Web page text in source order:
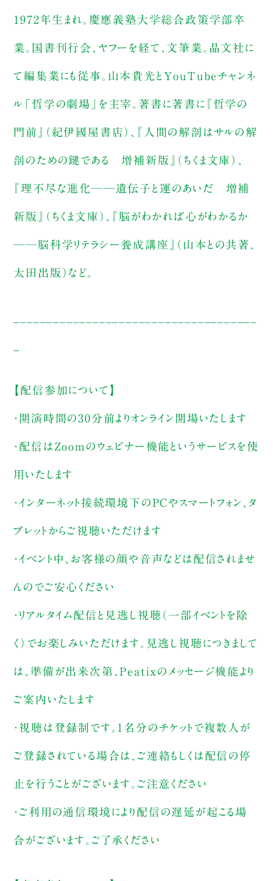
1972年生まれ。慶應義塾大学総合政策学部卒
業。国書刊行会、ヤフーを経て、文筆業。晶文社に
て編集業にも従事。山本貴光とYouTubeチャンネ
ル「哲学の劇場」を主宰。著書に著書に『哲学の
門前』（紀伊國屋書店）、『人間の解剖はサルの解
剖のための鍵である 増補新版』（ちくま文庫）、
『理不尽な進化──遺伝子と運のあいだ 増補
新版』（ちくま文庫）、『脳がわかれば心がわかるか
──脳科学リテラシー養成講座』（山本との共著、
太田出版）など。
【配信参加について】
・開演時間の30分前よりオンライン開場いたします
・配信はZoomのウェビナー機能というサービスを使
用いたします
・インターネット接続環境下のPCやスマートフォン、タ
ブレットからご視聴いただけます
・イベント中、お客様の顔や音声などは配信されませ
んのでご安心ください
・リアルタイム配信と見逃し視聴（一部イベントを除
く）でお楽しみいただけます。見逃し視聴につきまして
は、準備が出来次第、Peatixのメッセージ機能より
ご案内いたします
・視聴は登録制です。1名分のチケットで複数人が
ご登録されている場合は、ご連絡もしくは配信の停
止を行うことがございます。ご注意ください
・ご利用の通信環境により配信の遅延が起こる場
合がございます。ご了承ください